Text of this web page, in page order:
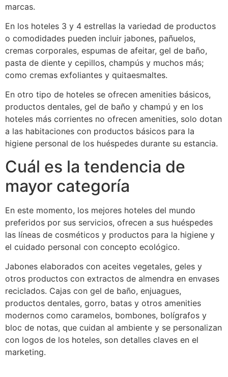
marcas.
En los hoteles 3 y 4 estrellas la variedad de productos
o comodidades pueden incluir jabones, pañuelos,
cremas corporales, espumas de afeitar, gel de baño,
pasta de diente y cepillos, champús y muchos más;
como cremas exfoliantes y quitaesmaltes.
En otro tipo de hoteles se ofrecen amenities básicos,
productos dentales, gel de baño y champú y en los
hoteles más corrientes no ofrecen amenities, solo dotan
a las habitaciones con productos básicos para la
higiene personal de los huéspedes durante su estancia.
Cuál es la tendencia de
mayor categoría
En este momento, los mejores hoteles del mundo
preferidos por sus servicios, ofrecen a sus huéspedes
las líneas de cosméticos y productos para la higiene y
el cuidado personal con concepto ecológico.
Jabones elaborados con aceites vegetales, geles y
otros productos con extractos de almendra en envases
reciclados. Cajas con gel de baño, enjuagues,
productos dentales, gorro, batas y otros amenities
modernos como caramelos, bombones, bolígrafos y
bloc de notas, que cuidan al ambiente y se personalizan
con logos de los hoteles, son detalles claves en el
marketing.